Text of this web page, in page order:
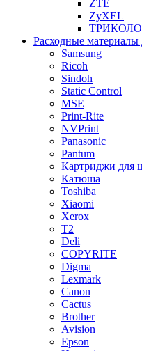
ZTE
ZyXEL
Расходные материалы
Samsung
Ricoh
Sindoh
Static Control
MSE
Print-Rite
NVPrint
Panasonic
Pantum
Картриджи для
Катюша
Toshiba
Xiaomi
Xerox
T2
Deli
COPYRITE
Digma
Lexmark
Canon
Cactus
Brother
Avision
Epson